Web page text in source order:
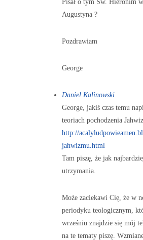
Pisał o tym Św. Hieronim
Augustyna ?
Pozdrawiam
George
Daniel Kalinowski
George, jakiś czas temu
teoriach pochodzenia
http://
jahwizmu.html
Tam piszę, że jak
utrzymania.
Może zaciekawi Cię, że w
periodyku teologicznym,
wrześniu znajdzie się mój
na te tematy piszę.